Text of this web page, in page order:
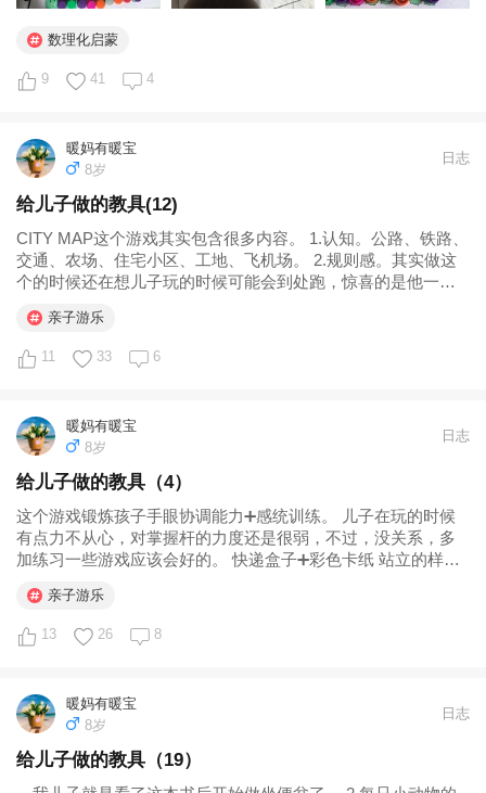
数理化启蒙
9 41 4
暖妈有暖宝
8岁
日志
给儿子做的教具(12)
CITY MAP这个游戏其实包含很多内容。 1.认知。公路、铁路、
交通、农场、住宅小区、工地、飞机场。 2.规则感。其实做这
个的时候还在想儿子玩的时候可能会到处跑，惊喜的是他一直
我告诉他火车要在火车道上行驶，他就再会回到火车道上玩。
（其实一直都...
亲子游乐
11 33 6
暖妈有暖宝
8岁
日志
给儿子做的教具（4）
这个游戏锻炼孩子手眼协调能力➕感统训练。 儿子在玩的时候
有点力不从心，对掌握杆的力度还是很弱，不过，没关系，多
加练习一些游戏应该会好的。 快递盒子➕彩色卡纸 站立的样子
对好控制一点的球可能效果会好一些）...
亲子游乐
13 26 8
暖妈有暖宝
8岁
日志
给儿子做的教具（19）